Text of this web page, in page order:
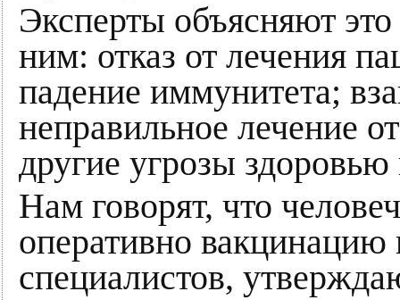
Эксперты объясняют
ним: отказ от лечения
падение иммунитета;
неправильное лечение
другие угрозы
Нам говорят, что
оперативно вакцинацию
специалистов,